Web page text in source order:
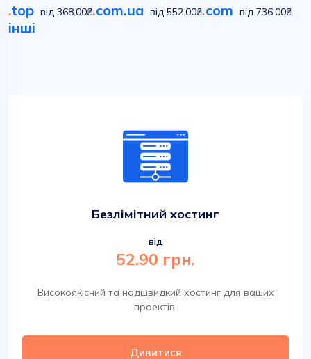
.top від 368.00₴.com.ua від 552.00₴.com від 736.00₴
інші
Безлімітний хостинг
від
52.90 грн.
Високоякісний та надшвидкий хостинг для ваших
проектів.
Дивитися